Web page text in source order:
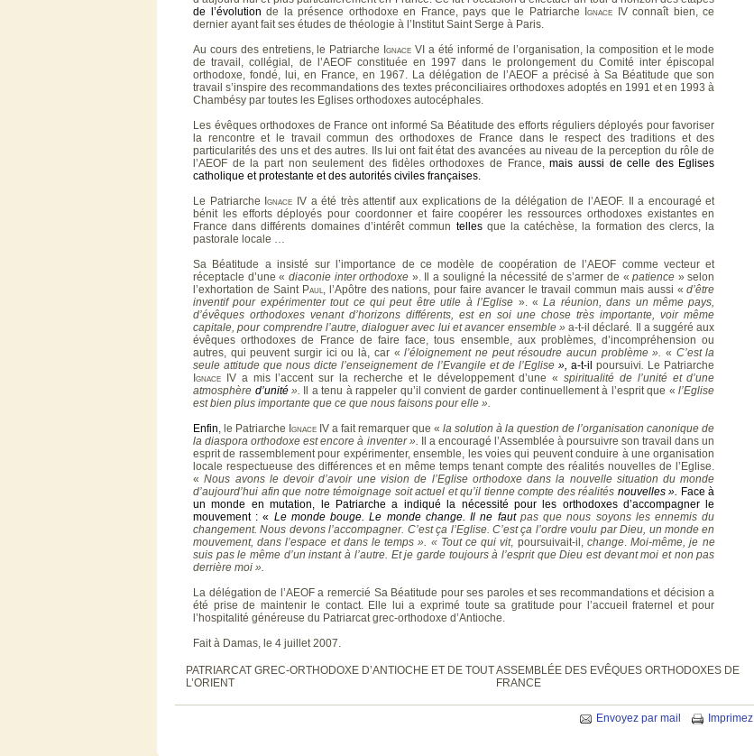
de l’évolution de la présence orthodoxe en France, pays que le Patriarche Ignace IV connaît bien, ce
dernier ayant fait ses études de théologie à l’Institut Saint Serge à Paris.
Au cours des entretiens, le Patriarche Ignace VI a été informé de l’organisation, la composition et le mode
de travail, collégial, de l’AEOF constituée en 1997 dans le prolongement du Comité inter épiscopal
orthodoxe, fondé, lui, en France, en 1967. La délégation de l’AEOF a précisé à Sa Béatitude que son
travail s’inspire des recommandations des textes préconciliaires orthodoxes adoptés en 1991 et en 1993 à
Chambésy par toutes les Eglises orthodoxes autocéphales.
Les évêques orthodoxes de France ont informé Sa Béatitude des efforts réguliers déployés pour favoriser
la rencontre et le travail commun des orthodoxes de France dans le respect des traditions et des
particularités des uns et des autres. Ils lui ont fait état des avancées au niveau de la perception du rôle de
l’AEOF de la part non seulement des fidèles orthodoxes de France,mais aussi de celle des Eglises
catholique et protestante et des autorités civiles françaises.
Le Patriarche Ignace IV a été très attentif aux explications de la délégation de l’AEOF. Il a encouragé et
bénit les efforts déployés pour coordonner et faire coopérer les ressources orthodoxes existantes en
France dans différents domaines d’intérêt commun tellesque la catéchèse, la formation des clercs, la
pastorale locale …
Sa Béatitude a insisté sur l’importance de ce modèle de coopération de l’AEOF comme vecteur et
réceptacle d’une « diaconie inter orthodoxe ». Il a souligné la nécessité de s’armer de «patience » selon
l’exhortation de Saint Paul , l’Apôtre des nations, pour faire avancer le travail commun mais aussi «d’être
inventif pour expérimenter tout ce qui peut être utile à l’Eglise ». «La réunion, dans un même pays,
d’évêques orthodoxes venant d’horizons différents, est en soi une chose très importante, voir même
capitale, pour comprendre l’autre, dialoguer avec lui et avancer ensemble » a-t-il déclaré
Il a suggéré aux
évêques orthodoxes de France de faire face, tous ensemble, aux problèmes, d’incompréhension ou
autres, qui peuvent surgir ici ou là, car «l’éloignement ne peut résoudre aucun problème ». « C’est la
seule attitude que nous dicte l’enseignement de l’Evangile et de l’Eglise»,a-t-il poursuivi
Le Patriarche
Ignace IV a mis l’accent sur la recherche et le développement d’une «spiritualité de l’unité et d’une
atmosphère d’unité ». Il a tenu à rappeler qu’il convient de garder continuellement à l’esprit que «l’Eglise
est bien plus importante que ce que nous faisons pour elle ».
Enfin , le Patriarche Ignace IV a fait remarquer que «la solution à la question de l’organisation canonique de
la diaspora orthodoxe est encore à inventer ». Il a encouragé l’Assemblée à poursuivre son travail dans un
esprit de rassemblement pour expérimenter, ensemble, les voies qui peuvent conduire à une organisation
locale respectueuse des différences et en même temps tenant compte des réalités nouvelles de l’Eglise.
«Nous avons le devoir d’avoir une vision de l’Eglise orthodoxe dans la nouvelle situation du monde
d’aujourd’hui afin que notre témoignage soit actuel et qu’il tienne compte des réalités nouvelles ». Face à
un monde en mutation, le Patriarche a indiqué la nécessité pour les orthodoxes d’accompagner le
mouvement : « Le monde bouge. Le monde change. Il ne fautpas que nous soyons les ennemis du
changement. Nous devons l’accompagner. C’est ça l’Eglise. C’est ça l’ordre voulu par Dieu, un monde en
mouvement, dans l’espace et dans le temps ». « Tout ce qui vit, poursuivait-il, change.Moi-même, je ne
suis pas le même d’un instant à l’autre. Et je garde toujours à l’esprit que Dieu est devant moi et non pas
derrière moi ».
La délégation de l’AEOF a remercié Sa Béatitude pour ses paroles et ses recommandations et décision a
été prise de maintenir le contact. Elle lui a exprimé toute sa gratitude pour l’accueil fraternel et pour
l’hospitalité généreuse du Patriarcat grec-orthodoxe d’Antioche.
Fait à Damas, le 4 juillet 2007.
PATRIARCAT GREC-ORTHODOXE D’ANTIOCHE ET DE TOUT
L’ORIENT
ASSEMBLÉE DES EVÊQUES ORTHODOXES DE
FRANCE
Imprimez
Envoyez par mail